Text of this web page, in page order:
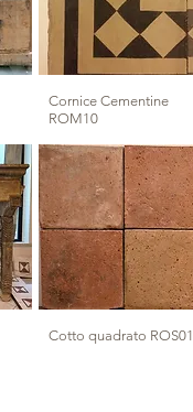
Cornice Cementine
ROM10
Cotto quadrato ROS01